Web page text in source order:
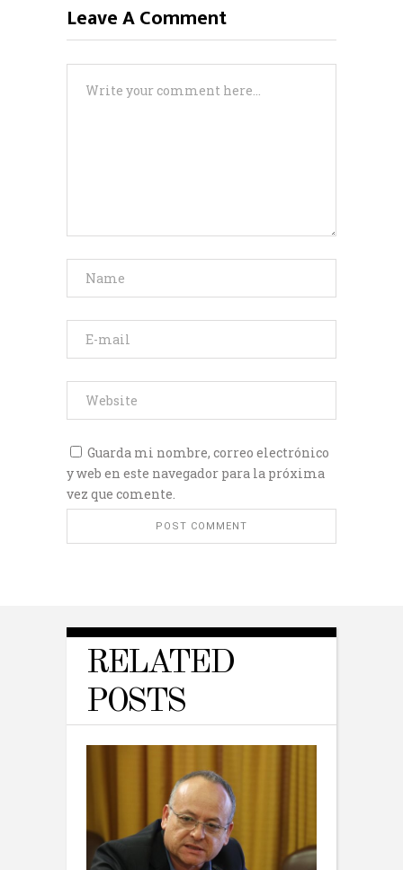
Leave A Comment
Guarda mi nombre, correo electrónico
y web en este navegador para la próxima
vez que comente.
RELATED
POSTS